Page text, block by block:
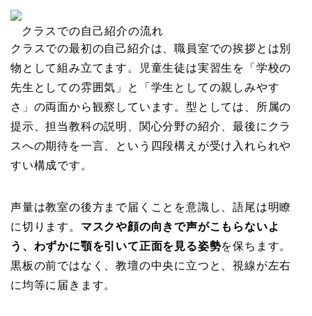
クラスでの自己紹介の流れ
クラスでの最初の自己紹介は、職員室での挨拶とは別
物として組み立てます。児童生徒は実習生を「学校の
先生としての雰囲気」と「学生としての親しみやす
さ」の両面から観察しています。型としては、所属の
提示、担当教科の説明、関心分野の紹介、最後にクラ
スへの期待を一言、という四段構えが受け入れられや
すい構成です。
声量は教室の後方まで届くことを意識し、語尾は明瞭
に切ります。 マスクや顔の向きで声がこもらないよ
う、わずかに顎を引いて正面を見る姿勢を保ちます。
黒板の前ではなく、教壇の中央に立つと、視線が左右
に均等に届きます。